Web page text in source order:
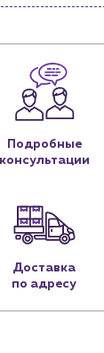
19-79
ул. Российская, 63
Подробные
консультации
Доставка
по адресу